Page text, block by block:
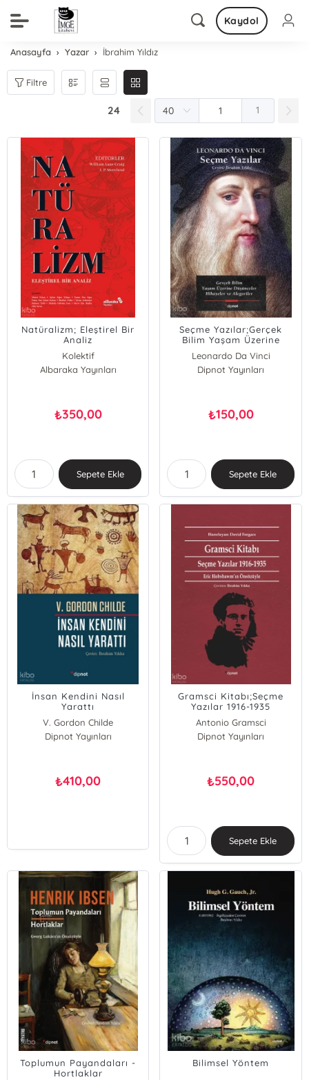
Kaydol
Anasayfa Yazar İbrahim Yıldız
Filtre
24 1
Natüralizm; Eleştirel Bir
Analiz
Kolektif
Albaraka Yayınları
₺350,00
Sepete Ekle
Seçme Yazılar;Gerçek
Bilim Yaşam Üzerine
Düşünceler Hikayeler ve
Alegoriler
Leonardo Da Vinci
Dipnot Yayınları
₺150,00
Sepete Ekle
İnsan Kendini Nasıl
Yarattı
V. Gordon Childe
Dipnot Yayınları
₺410,00
Gramsci Kitabı;Seçme
Yazılar 1916-1935
Antonio Gramsci
Dipnot Yayınları
₺550,00
Sepete Ekle
Toplumun Payandaları -
Hortlaklar
Bilimsel Yöntem